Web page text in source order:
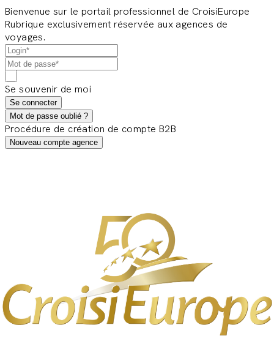
Bienvenue sur le portail professionnel de CroisiEurope
Rubrique exclusivement réservée aux agences de
voyages.
Se souvenir de moi
Se connecter
Mot de passe oublié ?
Procédure de création de compte B2B
Nouveau compte agence